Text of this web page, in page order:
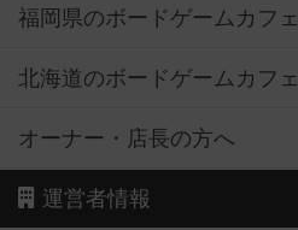
福岡県のボードゲームカフェ
北海道のボードゲームカフェ
オーナー・店長の方へ
運営者情報